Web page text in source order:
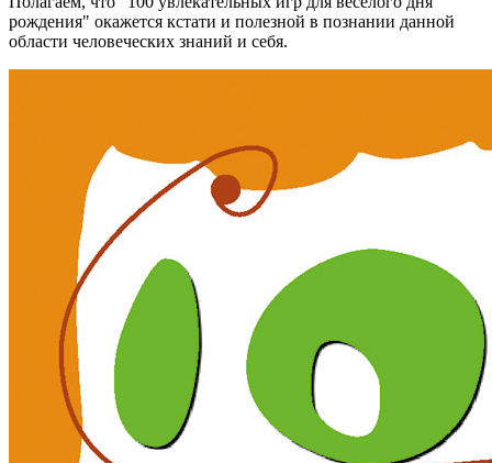
рождения" окажется кстати и полезной в познании данной
области человеческих знаний и себя.